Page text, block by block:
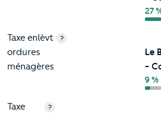
27
Taxe enlèvt
ordures
ménagères
?
Le
-
9 %
Taxe
?